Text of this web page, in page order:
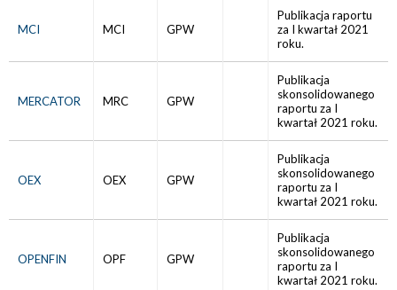
MCI MCI GPW
Publikacja raportu
za I kwartał 2021
roku.
MERCATOR MRC GPW
Publikacja
skonsolidowanego
raportu za I
kwartał 2021 roku.
OEX OEX GPW
Publikacja
skonsolidowanego
raportu za I
kwartał 2021 roku.
OPENFIN OPF GPW
Publikacja
skonsolidowanego
raportu za I
kwartał 2021 roku.